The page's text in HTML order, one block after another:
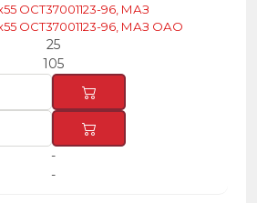
ОСТ37001123-96, МАЗ
ОСТ37001123-96, МАЗ ОАО
25
105
-
-